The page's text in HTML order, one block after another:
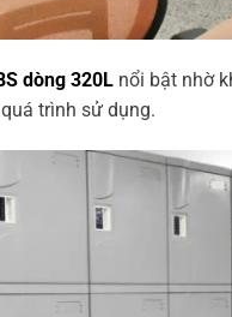
dòng 320Lnổi bật nhờ
trình sử dụng.